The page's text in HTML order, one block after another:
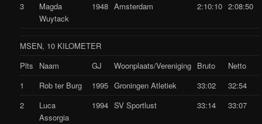
3
Magda
Wuytack
1948 Amsterdam 2:10:10 2:08:50
MSEN, 10 KILOMETER
Plts
Naam GJ Woonplaats/Vereniging Bruto
Netto
1
Rob ter Burg 1995 Groningen Atletiek 33:02
32:54
2
Luca
Assorgia
1994 SV Sportlust 33:14 33:07